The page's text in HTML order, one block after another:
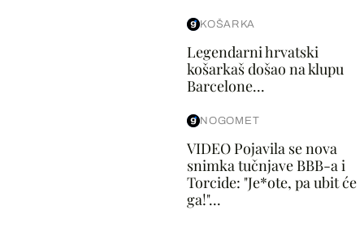
KOŠARKA
Legendarni hrvatski
košarkaš došao na klupu
Barcelone...
NOGOMET
VIDEO Pojavila se nova
snimka tučnjave BBB-a i
Torcide: "Je*ote, pa ubit će
ga!"...